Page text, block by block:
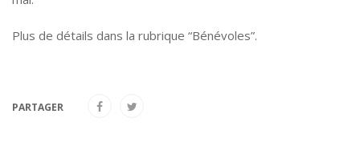
Plus de détails dans la rubrique “Bénévoles”.
PARTAGER